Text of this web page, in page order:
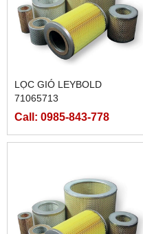
LỌC GIÓ LEYBOLD
71065713
Call: 0985-843-778